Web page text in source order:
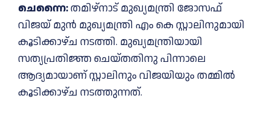
ചെന്നൈ:തമിഴ്‌നാട് മുഖ്യമന്ത്രി ജോസഫ്
വിജയ് മുന്‍ മുഖ്യമന്ത്രി എം കെ സ്റ്റാലിനുമായി
കൂടിക്കാഴ്ച നടത്തി. മുഖ്യമന്ത്രിയായി
സത്യപ്രതിജ്ഞ ചെയ്തതിനു പിന്നാലെ
ആദ്യമായാണ് സ്റ്റാലിനും വിജയിയും തമ്മില്‍
കൂടിക്കാഴ്ച നടത്തുന്നത്.